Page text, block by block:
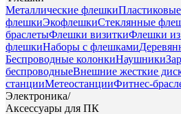
Металлические флешкиПластиковые
флешкиЭкофлешкиСтеклянные
браслетыФлешки визиткиФлешки
флешкиНаборы с флешками
Беспроводные колонкиНаушники
беспроводныеВнешние жесткие
станцииМетеостанцииФитнес-
Электроника/
Аксессуары для ПК